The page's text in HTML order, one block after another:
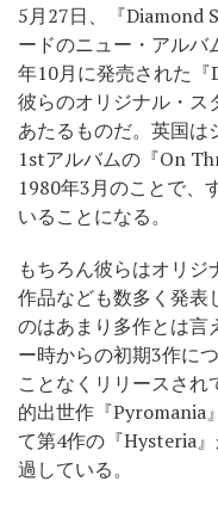
5月27日、『Diamond
ードのニュー・アルバ
年10月に発売された『
彼らのオリジナル・ス
あたるものだ。英国
1stアルバムの『On
1980年3月のことで、
いることになる。
もちろん彼らはオリ
作品なども数多く発表
のはあまり多作とは言
ー時からの初期3作に
ことなくリリースさ
的出世作『Pyromania
て第4作の『Hysteria
過している。